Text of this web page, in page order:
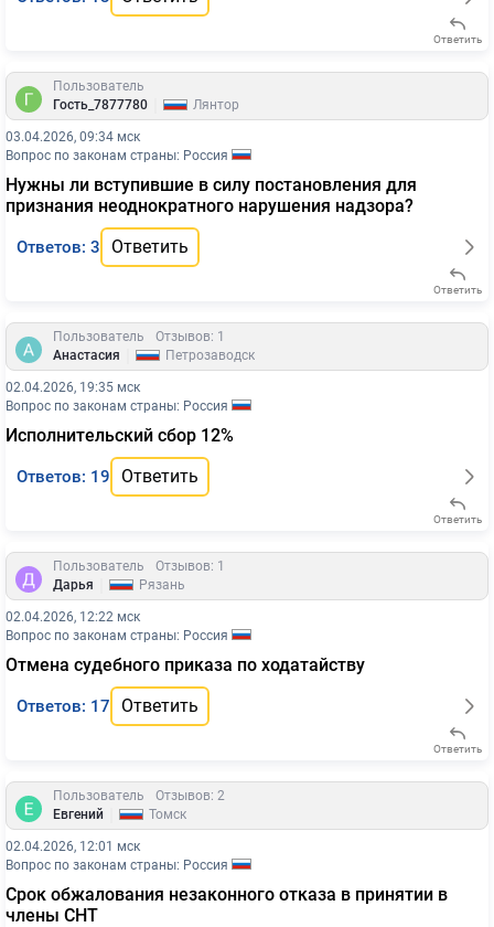
Ответить
Пользователь
Гость_7877780
Лянтор
03.04.2026, 09:34 мск
Вопрос по законам страны: Россия
Нужны ли вступившие в силу постановления для
признания неоднократного нарушения надзора?
Ответов: 3 Ответить
Ответить
Пользователь
Отзывов: 1
Анастасия
Петрозаводск
02.04.2026, 19:35 мск
Вопрос по законам страны: Россия
Исполнительский сбор 12%
Ответов: 19 Ответить
Ответить
Пользователь
Отзывов: 1
Дарья
Рязань
02.04.2026, 12:22 мск
Вопрос по законам страны: Россия
Отмена судебного приказа по ходатайству
Ответов: 17 Ответить
Ответить
Пользователь
Отзывов: 2
Евгений
Томск
02.04.2026, 12:01 мск
Вопрос по законам страны: Россия
Срок обжалования незаконного отказа в принятии в
члены СНТ